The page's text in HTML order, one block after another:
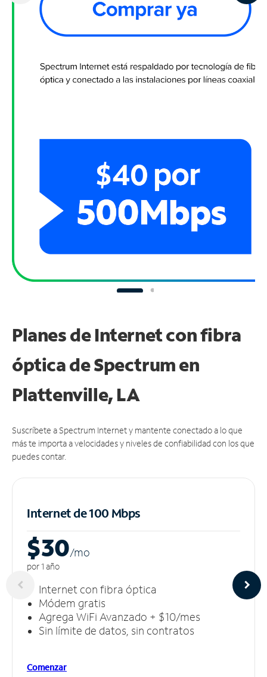
Planes de Internet con fibra
óptica de Spectrum en
Plattenville, LA
Suscríbete a Spectrum Internet y mantente conectado a lo que
más te importa a velocidades y niveles de confiabilidad con los que
puedes contar.
Internet de 100 Mbps
$30/mo
por 1 año
Internet con fibra óptica
Módem gratis
Agrega WiFi Avanzado + $10/mes
Sin límite de datos, sin contratos
Comenzar